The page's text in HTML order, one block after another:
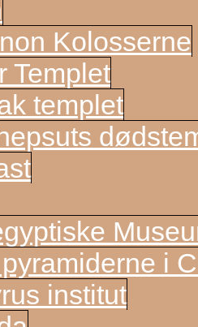
Kolosserne
Templet
templet
i
institut